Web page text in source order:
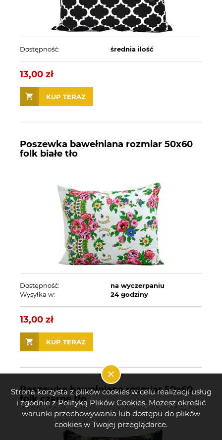
Strona korzysta z plików cookies w celu realizacji usług
i zgodnie z Polityką Plików Cookies. Możesz określić
warunki przechowywania lub dostępu do plików
cookies w Twojej przeglądarce.
Dostępność: średnia ilość
13,00 zł
KUP TERAZ
Poszewka bawełniana rozmiar 50x60
folk białe tło
Dostępność:
na wyczerpaniu
Wysyłka w:
24 godziny
13,00 zł
KUP TERAZ
Poszewka bawełniana rozmiar 50x60
folk czarne tło